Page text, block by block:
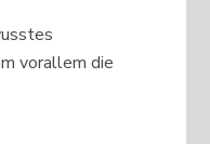
vorallem die